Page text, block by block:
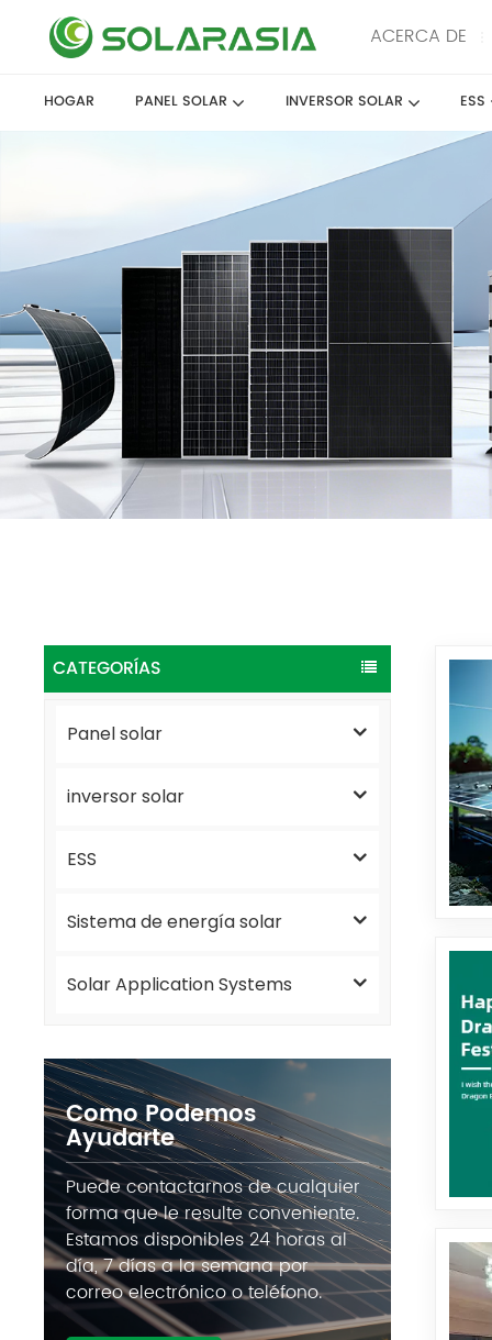
ACERCA DE
HOGAR PANEL SOLAR INVERSOR SOLAR ESS
CATEGORÍAS
Panel solar
inversor solar
ESS
Sistema de energía solar
Solar Application Systems
Como Podemos
Ayudarte
Puede contactarnos de cualquier
forma que le resulte conveniente.
Estamos disponibles 24 horas al
día, 7 días a la semana por
correo electrónico o teléfono.